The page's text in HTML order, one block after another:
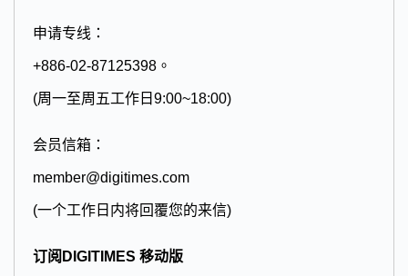
申请专线：
+886-02-87125398。
(周一至周五工作日9:00~18:00)
会员信箱：
member@digitimes.com
(一个工作日内将回覆您的来信)
订阅DIGITIMES 移动版